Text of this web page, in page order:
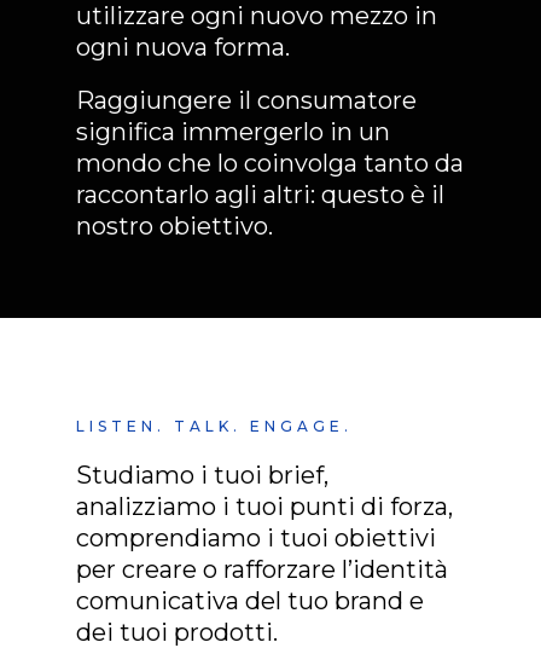
utilizzare ogni nuovo mezzo in
ogni nuova forma.
Raggiungere il consumatore
significa immergerlo in un
mondo che lo coinvolga tanto da
raccontarlo agli altri: questo è il
nostro obiettivo.
LISTEN. TALK. ENGAGE.
Studiamo i tuoi brief,
analizziamo i tuoi punti di forza,
comprendiamo i tuoi obiettivi
per creare o rafforzare l’identità
comunicativa del tuo brand e
dei tuoi prodotti.